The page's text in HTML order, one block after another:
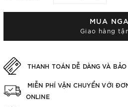
MUA
Giao hàng
THANH TOÁN DỄ DÀNG VÀ BẢO
MIỄN PHÍ VẬN CHUYỂN VỚI
ONLINE